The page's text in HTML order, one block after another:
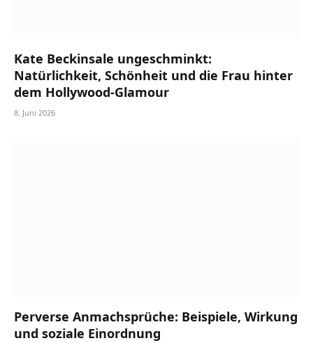
Kate Beckinsale ungeschminkt:
Natürlichkeit, Schönheit und die Frau hinter
dem Hollywood-Glamour
8. Juni 2026
Perverse Anmachsprüche: Beispiele, Wirkung
und soziale Einordnung